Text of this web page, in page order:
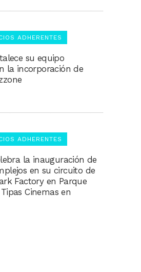
ADHERENTES
su equipo
la incorporación de
ADHERENTES
la inauguración de
en su circuito de
Factory en Parque
Cinemas en